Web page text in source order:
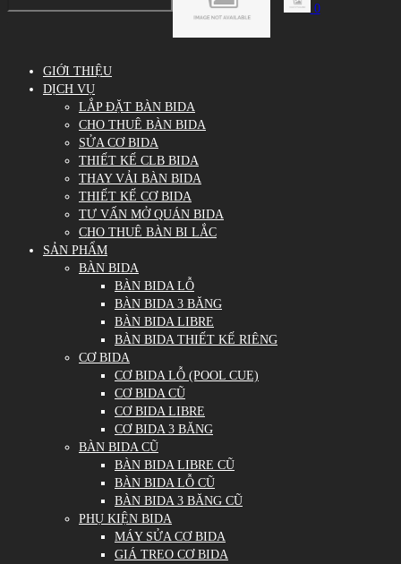
0
GIỚI THIỆU
DỊCH VỤ
LẮP ĐẶT BÀN BIDA
CHO THUÊ BÀN BIDA
SỬA CƠ BIDA
THIẾT KẾ CLB BIDA
THAY VẢI BÀN BIDA
THIẾT KẾ CƠ BIDA
TƯ VẤN MỞ QUÁN BIDA
CHO THUÊ BÀN BI LẮC
SẢN PHẨM
BÀN BIDA
BÀN BIDA LỖ
BÀN BIDA 3 BĂNG
BÀN BIDA LIBRE
BÀN BIDA THIẾT KẾ RIÊNG
CƠ BIDA
CƠ BIDA LỖ (POOL CUE)
CƠ BIDA CŨ
CƠ BIDA LIBRE
CƠ BIDA 3 BĂNG
BÀN BIDA CŨ
BÀN BIDA LIBRE CŨ
BÀN BIDA LỖ CŨ
BÀN BIDA 3 BĂNG CŨ
PHỤ KIỆN BIDA
MÁY SỬA CƠ BIDA
GIÁ TREO CƠ BIDA